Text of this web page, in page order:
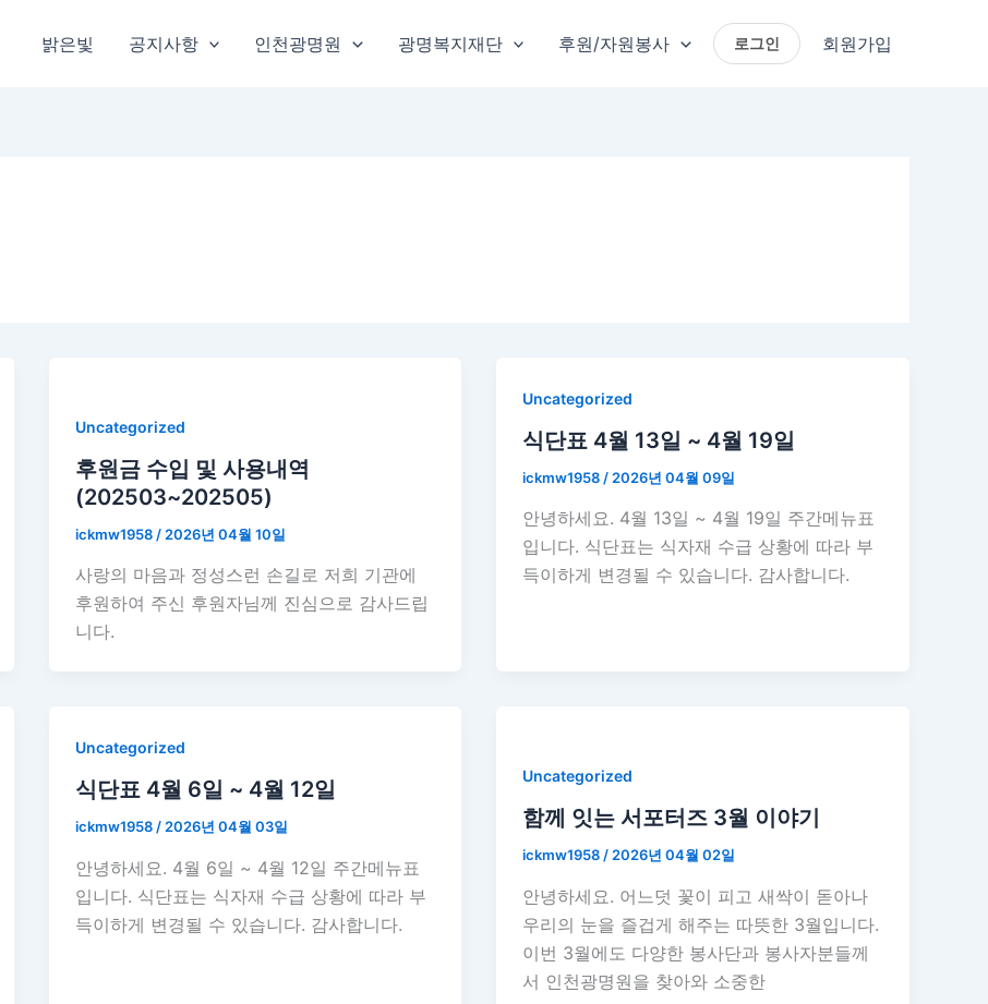
밝은빛 공지사항 인천광명원 광명복지재단 후원/자원봉사 로그인 회원가입
Uncategorized
후원금 수입 및 사용내역
(202503~202505)
ickmw1958 / 2026년 04월 10일
사랑의 마음과 정성스런 손길로 저희 기관에
후원하여 주신 후원자님께 진심으로 감사드립
니다.
Uncategorized
식단표 4월 13일 ~ 4월 19일
ickmw1958 / 2026년 04월 09일
안녕하세요. 4월 13일 ~ 4월 19일 주간메뉴표
입니다. 식단표는 식자재 수급 상황에 따라 부
득이하게 변경될 수 있습니다. 감사합니다.
Uncategorized
식단표 4월 6일 ~ 4월 12일
ickmw1958 / 2026년 04월 03일
안녕하세요. 4월 6일 ~ 4월 12일 주간메뉴표
입니다. 식단표는 식자재 수급 상황에 따라 부
득이하게 변경될 수 있습니다. 감사합니다.
Uncategorized
함께 잇는 서포터즈 3월 이야기
ickmw1958 / 2026년 04월 02일
안녕하세요. 어느덧 꽃이 피고 새싹이 돋아나
우리의 눈을 즐겁게 해주는 따뜻한 3월입니다.
이번 3월에도 다양한 봉사단과 봉사자분들께
서 인천광명원을 찾아와 소중한